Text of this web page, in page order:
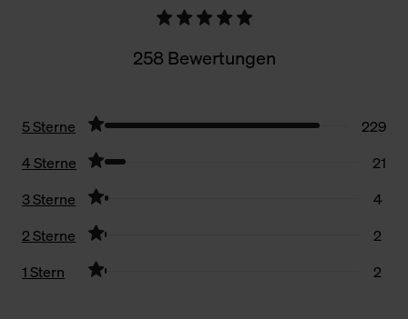
258 Bewertungen
5 Sterne
229
4 Sterne
21
3 Sterne
4
2 Sterne
2
1 Stern
2